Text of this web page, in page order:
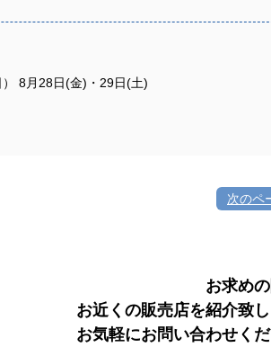
8月28日(金)・29日(土)
次のペ
お求めの
お近くの販売店を紹介致し
お気軽にお問い合わせくだ